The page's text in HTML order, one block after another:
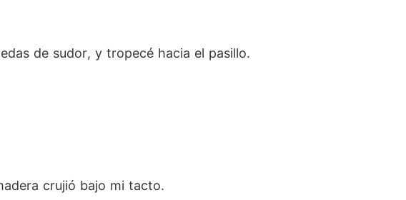
de sudor, y tropecé hacia el pasillo.
crujió bajo mi tacto.